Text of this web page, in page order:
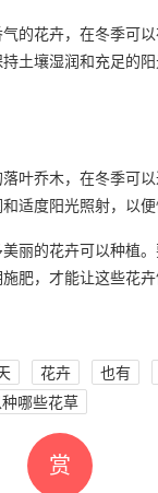
的花卉，在冬季可
土壤湿润和充足的
叶乔木，在冬季可以
适度阳光照射，以便
丽的花卉可以种植
肥，才能让这些花卉
花卉 也有
哪些花草
赏